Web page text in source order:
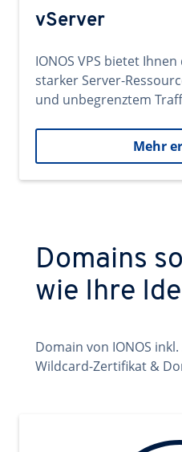
vServer
IONOS VPS bietet
starker Server-
und unbegrenztem
Mehr
Domains
wie Ihre
Domain von IONOS
Wildcard-Zertifikat &